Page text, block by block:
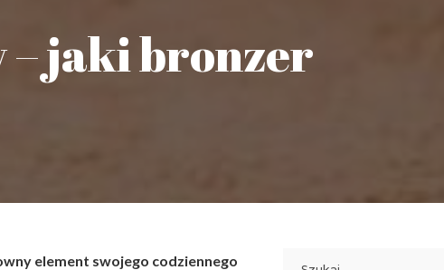
jaki bronzer
element swojego codziennego